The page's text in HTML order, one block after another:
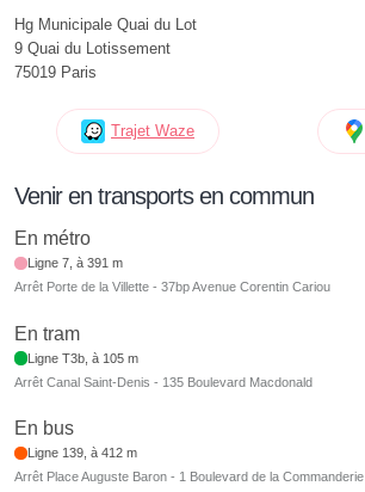
Hg Municipale Quai du Lot
9 Quai du Lotissement
75019 Paris
Trajet Waze
Venir en transports en commun
En métro
Ligne 7, à 391 m
Arrêt Porte de la Villette - 37bp Avenue Corentin Cariou
En tram
Ligne T3b, à 105 m
Arrêt Canal Saint-Denis - 135 Boulevard Macdonald
En bus
Ligne 139, à 412 m
Arrêt Place Auguste Baron - 1 Boulevard de la Commanderie